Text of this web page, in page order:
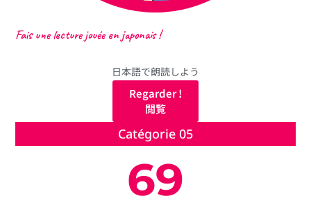
Fais une lecture jouée en japonais !
日本語で朗読しよう
Regarder !
閲覧
Catégorie 05
69